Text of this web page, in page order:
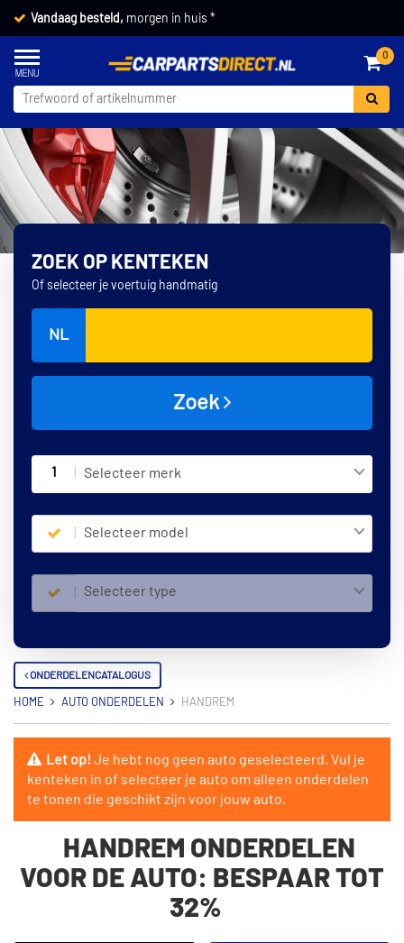
Vandaag besteld, morgen in huis *
0
ZOEK OP KENTEKEN
Of selecteer je voertuig handmatig
NL
Zoek
1 Selecteer merk
Selecteer model
Selecteer type
ONDERDELENCATALOGUS
HOME AUTO ONDERDELEN HANDREM
Let op!Je hebt nog geen auto geselecteerd. Vul je
kenteken in of selecteer je auto om alleen onderdelen
te tonen die geschikt zijn voor jouw auto.
HANDREM ONDERDELEN
VOOR DE AUTO: BESPAAR TOT
32%